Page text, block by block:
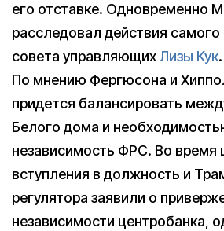
его отставке. Одновременно
расследовал действия самого
совета управляющихЛизы Кук.
По мнению Фергюсона и
придется балансировать
Белого дома и
независимость ФРС. Во время
вступления в должность и
регулятора заявили о
независимости центробанка,